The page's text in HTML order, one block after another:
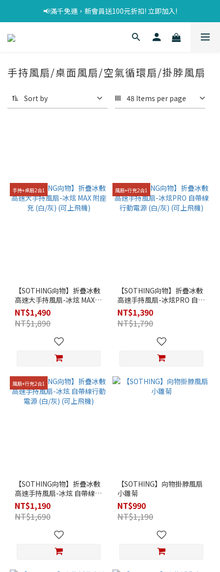
📢滿千免運，新會員送100元折扣! 立即加入!
手持風扇/桌面風扇/空氣循環扇/掛脖風扇
Sort by 48 Items per page
手持+桌扇2合1
【SOTHING向物】折疊冰敷
高速大手持風扇-冰炫 MAX
附座充 (白/灰) (可上飛機)
NT$1,490
NT$1,890
風扇+行充2合1
【SOTHING向物】折疊冰敷
高速手持風扇-冰炫PRO 自帶
線行動電源 (白/灰) (可上飛
機)
NT$1,390
NT$1,790
風扇+行充2合1
【SOTHING向物】折疊冰敷
高速手持風扇-冰炫 自帶線行
動電源 (白/灰) (可上飛機)
NT$1,190
NT$1,690
【SOTHING】向物掛脖風扇
小雛菊
NT$990
NT$1,190